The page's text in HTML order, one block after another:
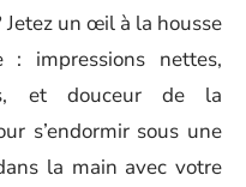
Jetez un œil à la housse
: impressions nettes,
et douceur de la
s’endormir sous une
la main avec votre